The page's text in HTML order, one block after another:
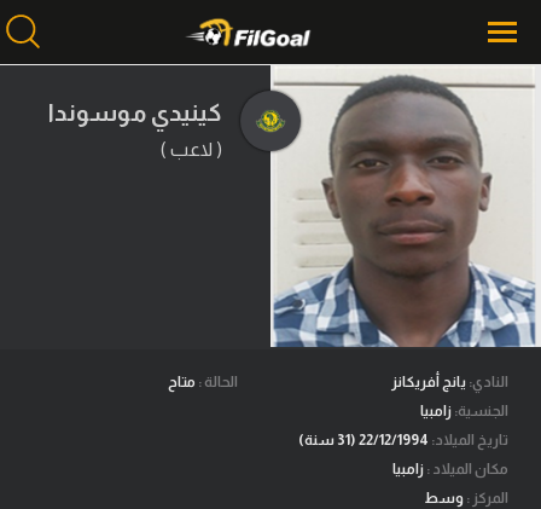
محتوى إخباري
الرئيسية
أخبار
مباريات
ميركاتو
فانتازي في الجول
مسابقة التوقعات
فيديوهات
كينيدي موسوندا
( لاعب )
النادي: يانج أفريكانز
الجنسية: زامبيا
تاريخ الميلاد:
مكان الميلاد : زامبيا
المركز : وسط
الحالة : متاح